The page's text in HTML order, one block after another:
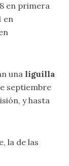
en primera
en
una liguilla
septiembre
y hasta
la de las